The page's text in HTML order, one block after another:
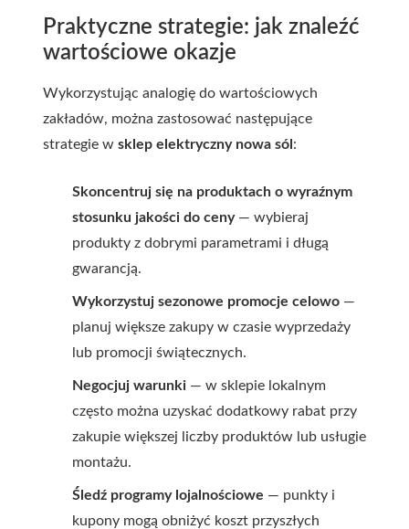
Praktyczne strategie: jak znaleźć
wartościowe okazje
Wykorzystując analogię do wartościowych
zakładów, można zastosować następujące
strategie w sklep elektryczny nowa sól :
Skoncentruj się na produktach o wyraźnym
stosunku jakości do ceny— wybieraj
produkty z dobrymi parametrami i długą
gwarancją.
Wykorzystuj sezonowe promocje celowo —
planuj większe zakupy w czasie wyprzedaży
lub promocji świątecznych.
Negocjuj warunki — w sklepie lokalnym
często można uzyskać dodatkowy rabat przy
zakupie większej liczby produktów lub usługie
montażu.
Śledź programy lojalnościowe — punkty i
kupony mogą obniżyć koszt przyszłych